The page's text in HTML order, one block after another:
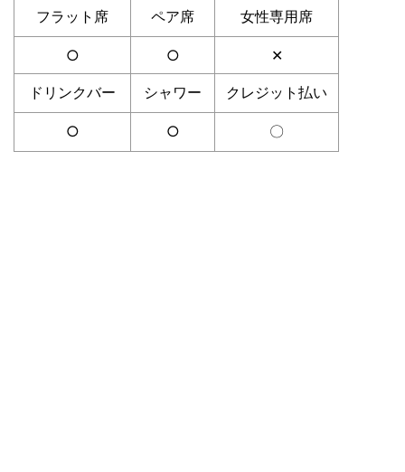
フラット席 ペア席 女性専用席
○ ○ ✕
ドリンクバー シャワー クレジット払い
○ ○ 〇